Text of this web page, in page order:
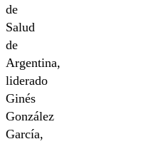
de
Salud
de
Argentina,
liderado
Ginés
González
García,